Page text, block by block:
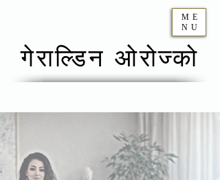
गेराल्डिन ओरोज्को
ME
NU